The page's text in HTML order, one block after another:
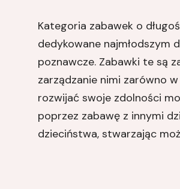
Kategoria zabawek o
dedykowane najmłodszym
poznawcze. Zabawki te są
zarządzanie nimi zarówno
rozwijać swoje zdolności
poprzez zabawę z innymi
dzieciństwa, stwarzając